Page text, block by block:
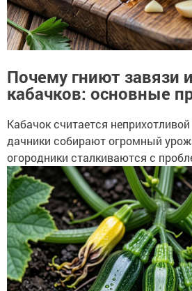
Почему гниют завязи
кабачков: основные
Кабачок считается
дачники собирают огромный
огородники сталкиваются с